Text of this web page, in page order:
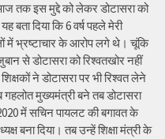
तक इस मुद्दे को लेकर डोटासरा को
दिया कि 6 वर्ष पहले मेरी
में भ्रष्टाचार के आरोप लगे थे। चूंकि
से डोटासरा को रिश्वतखोर नहीं
ने डोटासरा पर भी रिश्वत लेने
मुख्यमंत्री बने तब डोटासरा
में सचिन पायलट की बगावत के
बना दिया। तब उन्हें शिक्षा मंत्री के